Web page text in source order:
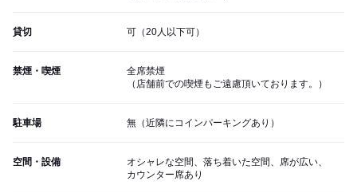
貸切 可（20人以下可）
禁煙・喫煙
全席禁煙
（店舗前での喫煙もご遠慮頂いております。）
駐車場 無（近隣にコインパーキングあり）
空間・設備
オシャレな空間、落ち着いた空間、席が広い、
カウンター席あり